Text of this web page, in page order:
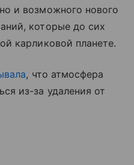
и возможного нового
которые до сих
карликовой планете.
, что атмосфера
из-за удаления от